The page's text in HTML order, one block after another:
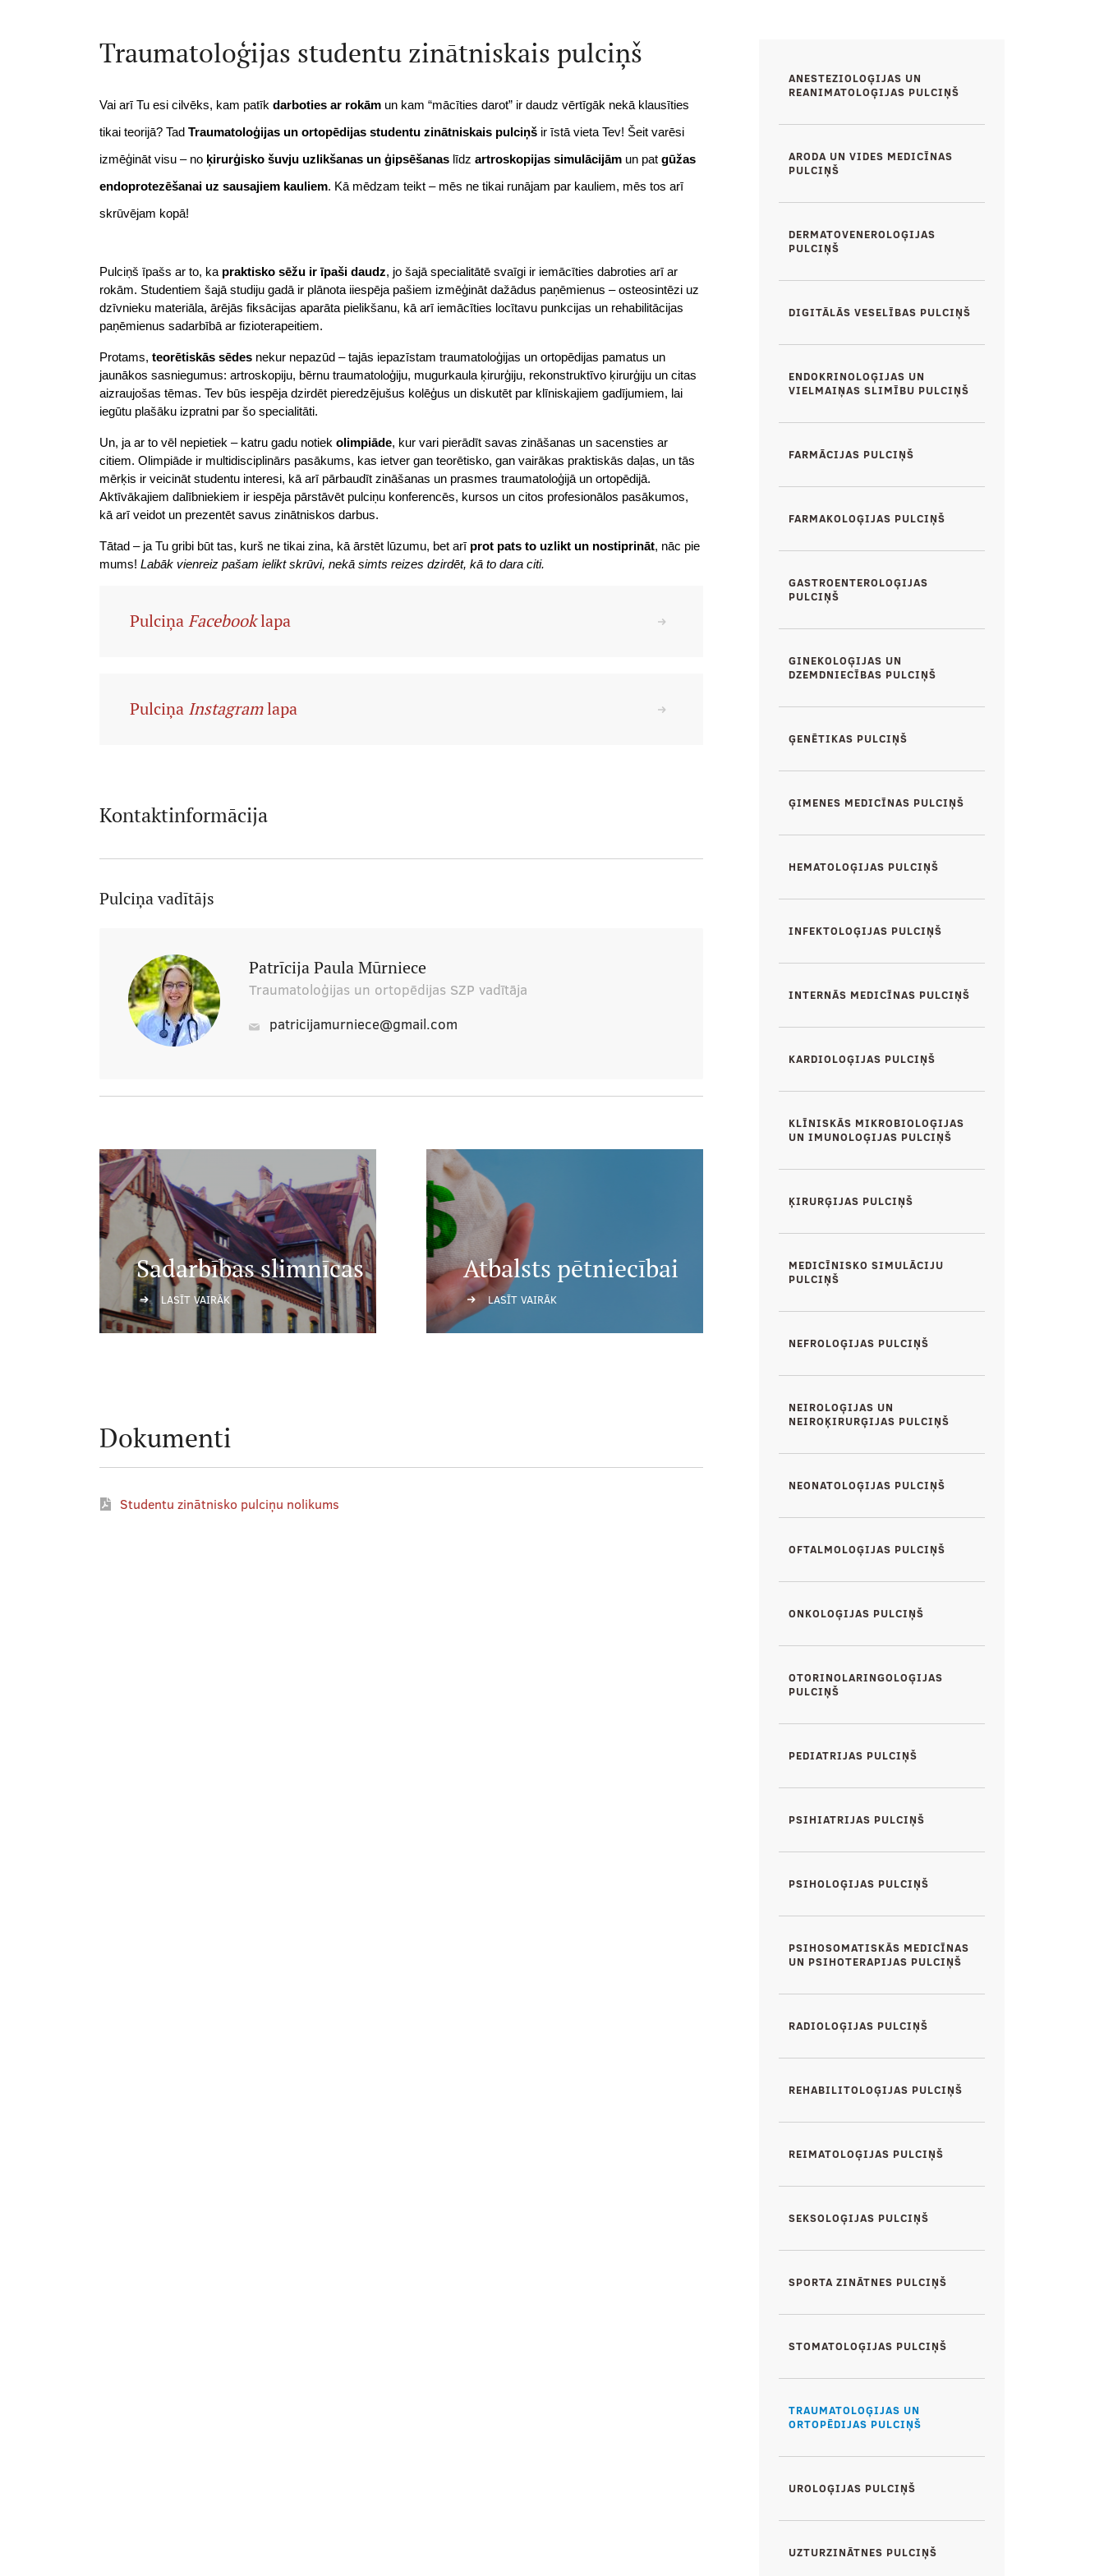
Traumatoloģijas studentu zinātniskais pulciņš
Vai arī Tu esi cilvēks, kam patīk darboties ar rokām un kam “mācīties darot” ir daudz vērtīgāk nekā klausīties
tikai teorijā? Tad Traumatoloģijas un ortopēdijas studentu zinātniskais pulciņš ir īstā vieta Tev! Šeit varēsi
izmēģināt visu – no ķirurģisko šuvju uzlikšanas un ģipsēšanas līdz artroskopijas simulācijām un pat gūžas
endoprotezēšanai uz sausajiem kauliem. Kā mēdzam teikt – mēs ne tikai runājam par kauliem, mēs tos arī
skrūvējam kopā!
Pulciņš īpašs ar to, ka praktisko sēžu ir īpaši daudz, jo šajā specialitātē svaīgi ir iemācīties dabroties arī ar
rokām. Studentiem šajā studiju gadā ir plānota iiespēja pašiem izmēģināt dažādus paņēmienus – osteosintēzi uz
dzīvnieku materiāla, ārējās fiksācijas aparāta pielikšanu, kā arī iemācīties locītavu punkcijas un rehabilitācijas
paņēmienus sadarbībā ar fizioterapeitiem.
Protams, teorētiskās sēdes nekur nepazūd – tajās iepazīstam traumatoloģijas un ortopēdijas pamatus un
jaunākos sasniegumus: artroskopiju, bērnu traumatoloģiju, mugurkaula ķirurģiju, rekonstruktīvo ķirurģiju un citas
aizraujošas tēmas. Tev būs iespēja dzirdēt pieredzējušus kolēģus un diskutēt par klīniskajiem gadījumiem, lai
iegūtu plašāku izpratni par šo specialitāti.
Un, ja ar to vēl nepietiek – katru gadu notiek olimpiāde, kur vari pierādīt savas zināšanas un sacensties ar
citiem. Olimpiāde ir multidisciplinārs pasākums, kas ietver gan teorētisko, gan vairākas praktiskās daļas, un tās
mērķis ir veicināt studentu interesi, kā arī pārbaudīt zināšanas un prasmes traumatoloģijā un ortopēdijā.
Aktīvākajiem dalībniekiem ir iespēja pārstāvēt pulciņu konferencēs, kursos un citos profesionālos pasākumos,
kā arī veidot un prezentēt savus zinātniskos darbus.
Tātad – ja Tu gribi būt tas, kurš ne tikai zina, kā ārstēt lūzumu, bet arī prot pats to uzlikt un nostiprināt, nāc pie
mums! Labāk vienreiz pašam ielikt skrūvi, nekā simts reizes dzirdēt, kā to dara citi.
PulciņaFacebooklapa
Pulciņa Instagramlapa
Kontaktinformācija
Pulciņa vadītājs
Patrīcija Paula Mūrniece
Traumatoloģijas un ortopēdijas SZP vadītāja
patricijamurniece@gmail.com
Sadarbības slimnīcas
LASĪT VAIRĀK
Atbalsts pētniecībai
LASĪT VAIRĀK
Dokumenti
Studentu zinātnisko pulciņu nolikums
Galvenā
izvēlne
ANESTEZIOLOĢIJAS UN
REANIMATOLOĢIJAS PULCIŅŠ
ARODA UN VIDES MEDICĪNAS
PULCIŅŠ
DERMATOVENEROLOĢIJAS
PULCIŅŠ
DIGITĀLĀS VESELĪBAS PULCIŅŠ
ENDOKRINOLOĢIJAS UN
VIELMAIŅAS SLIMĪBU PULCIŅŠ
FARMĀCIJAS PULCIŅŠ
FARMAKOLOĢIJAS PULCIŅŠ
GASTROENTEROLOĢIJAS
PULCIŅŠ
GINEKOLOĢIJAS UN
DZEMDNIECĪBAS PULCIŅŠ
ĢENĒTIKAS PULCIŅŠ
ĢIMENES MEDICĪNAS PULCIŅŠ
HEMATOLOĢIJAS PULCIŅŠ
INFEKTOLOĢIJAS PULCIŅŠ
INTERNĀS MEDICĪNAS PULCIŅŠ
KARDIOLOĢIJAS PULCIŅŠ
KLĪNISKĀS MIKROBIOLOĢIJAS
UN IMUNOLOĢIJAS PULCIŅŠ
ĶIRURĢIJAS PULCIŅŠ
MEDICĪNISKO SIMULĀCIJU
PULCIŅŠ
NEFROLOĢIJAS PULCIŅŠ
NEIROLOĢIJAS UN
NEIROĶIRURĢIJAS PULCIŅŠ
NEONATOLOĢIJAS PULCIŅŠ
OFTALMOLOĢIJAS PULCIŅŠ
ONKOLOĢIJAS PULCIŅŠ
OTORINOLARINGOLOĢIJAS
PULCIŅŠ
PEDIATRIJAS PULCIŅŠ
PSIHIATRIJAS PULCIŅŠ
PSIHOLOĢIJAS PULCIŅŠ
PSIHOSOMATISKĀS MEDICĪNAS
UN PSIHOTERAPIJAS PULCIŅŠ
RADIOLOĢIJAS PULCIŅŠ
REHABILITOLOĢIJAS PULCIŅŠ
REIMATOLOĢIJAS PULCIŅŠ
SEKSOLOĢIJAS PULCIŅŠ
SPORTA ZINĀTNES PULCIŅŠ
STOMATOLOĢIJAS PULCIŅŠ
TRAUMATOLOĢIJAS UN
ORTOPĒDIJAS PULCIŅŠ
UROLOĢIJAS PULCIŅŠ
UZTURZINĀTNES PULCIŅŠ